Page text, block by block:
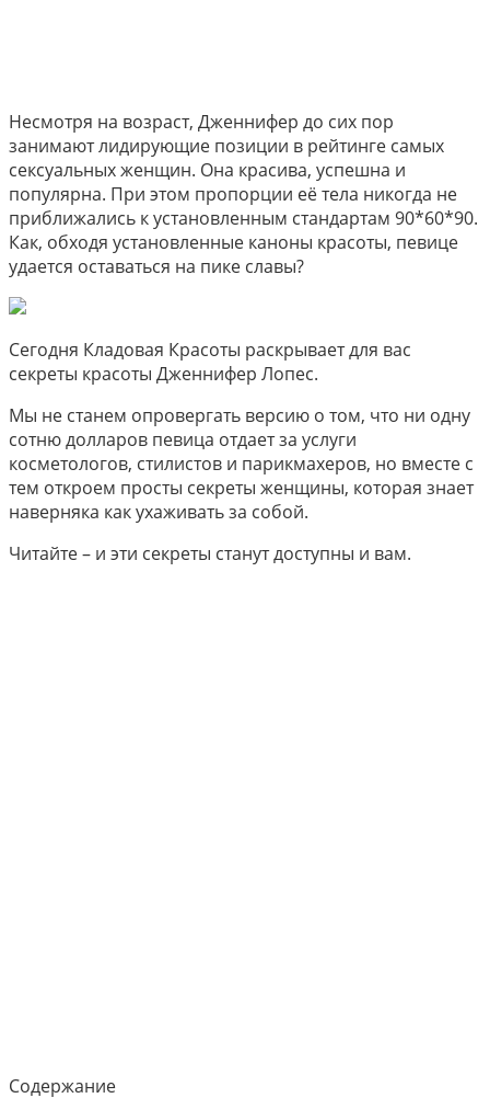
Несмотря на возраст, Дженнифер до сих пор
занимают лидирующие позиции в рейтинге самых
сексуальных женщин. Она красива, успешна и
популярна. При этом пропорции её тела никогда не
приближались к установленным стандартам 90*60*90.
Как, обходя установленные каноны красоты, певице
удается оставаться на пике славы?
Сегодня Кладовая Красоты раскрывает для вас
секреты красоты Дженнифер Лопес.
Мы не станем опровергать версию о том, что ни одну
сотню долларов певица отдает за услуги
косметологов, стилистов и парикмахеров, но вместе с
тем откроем просты секреты женщины, которая знает
наверняка как ухаживать за собой.
Читайте – и эти секреты станут доступны и вам.
Содержание